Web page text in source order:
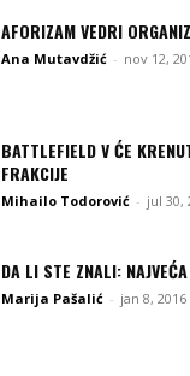
AFORIZAM VEDRI
Ana Mutavdžić - nov 12,
BATTLEFIELD V ĆE
FRAKCIJE
Mihailo Todorović - jul 30,
DA LI STE ZNALI:
Marija Pašalić - jan 8, 2016